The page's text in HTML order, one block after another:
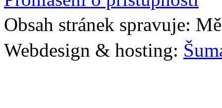
Obsah stránek spravuje:
Webdesign & hosting: